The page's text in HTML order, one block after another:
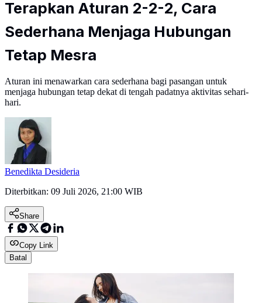
Terapkan Aturan 2-2-2, Cara
Sederhana Menjaga Hubungan
Tetap Mesra
Aturan ini menawarkan cara sederhana bagi pasangan untuk
menjaga hubungan tetap dekat di tengah padatnya aktivitas sehari-
hari.
Benedikta Desideria
Diterbitkan: 09 Juli 2026, 21:00 WIB
Share
Copy Link
Batal